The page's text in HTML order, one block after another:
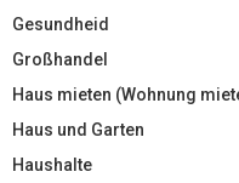
Gesundheid
Großhandel
Haus mieten (Wohnung
Haus und Garten
Haushalte